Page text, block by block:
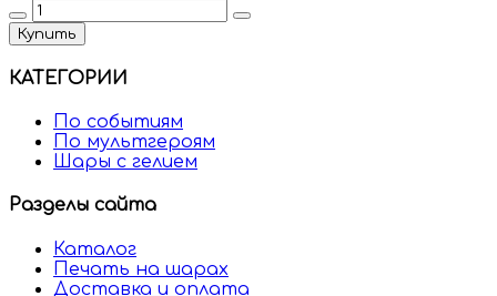
Купить
КАТЕГОРИИ
По событиям
По мультгероям
Шары с гелием
Разделы сайта
Каталог
Печать на шарах
Доставка и оплата